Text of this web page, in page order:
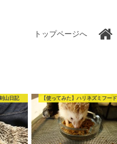
トップページへ
山日記 【使ってみた】ハリネズミフード